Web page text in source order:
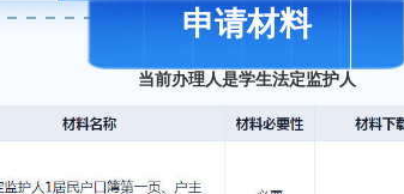
申请材料
当前办理人是学生法定监护人